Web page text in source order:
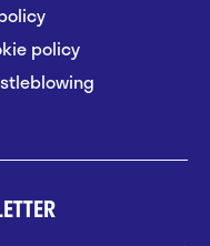
policy